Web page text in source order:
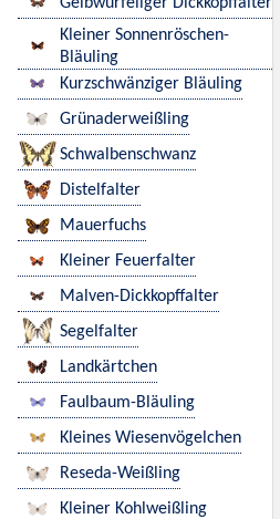
Kleiner Sonnenröschen-
Bläuling
Kurzschwänziger Bläuling
Grünaderweißling
Schwalbenschwanz
Distelfalter
Mauerfuchs
Kleiner Feuerfalter
Malven-Dickkopffalter
Segelfalter
Landkärtchen
Faulbaum-Bläuling
Kleines Wiesenvögelchen
Reseda-Weißling
Kleiner Kohlweißling